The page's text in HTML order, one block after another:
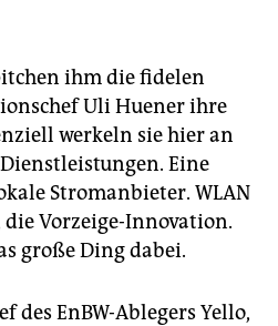
ihm die fidelen
Uli Huener ihre
werkeln sie hier an
Eine
Stromanbieter. WLAN
die Vorzeige-Innovation.
große Ding dabei.
des EnBW-Ablegers Yello,